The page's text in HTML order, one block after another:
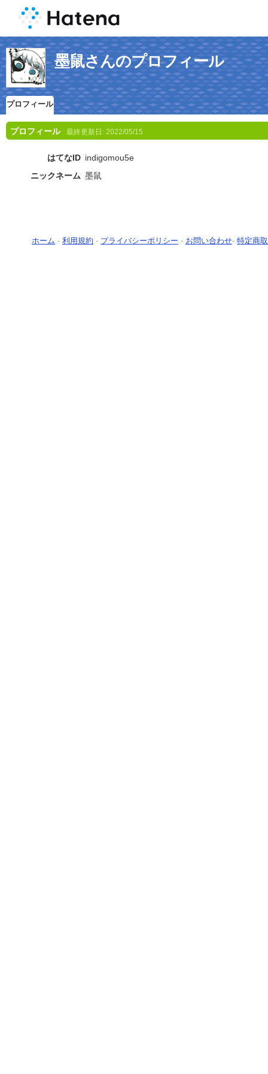
墨鼠さんのプロフィール
プロフィール
プロフィール 最終更新日: 2022/05/15
はてなID indigomou5e
ニックネーム 墨鼠
ホーム - 利用規約 - プライバシーポリシー - お問い合わせ- 特定商